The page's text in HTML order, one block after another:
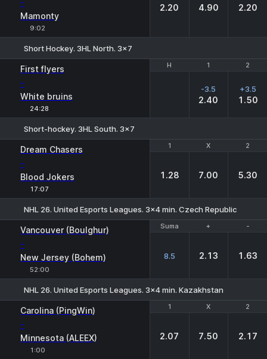
-
Mamonty
9:02
2.20 4.90 2.20
Short Hockey. 3HL North. 3x7
H 1 2
First flyers
-
White bruins
24:28
H 1 2
-3.5
2.40
+3.5
1.50
Short-hockey. 3HL South. 3x7
1 X 2
Dream Chasers
-
Blood Jokers
17:07
1 X 2
1.28 7.00 5.30
NHL 26. United Esports Leagues. 3x4 min. Czech Republic
Suma + -
Vancouver (Boulghur)
-
New Jersey (Bohem)
52:00
Suma + -
8.5 2.13 1.63
NHL 26. United Esports Leagues. 3x4 min. Kazakhstan
1 X 2
Carolina (PingWin)
-
Minnesota (ALEEX)
1:00
1 X 2
2.07 7.50 2.17